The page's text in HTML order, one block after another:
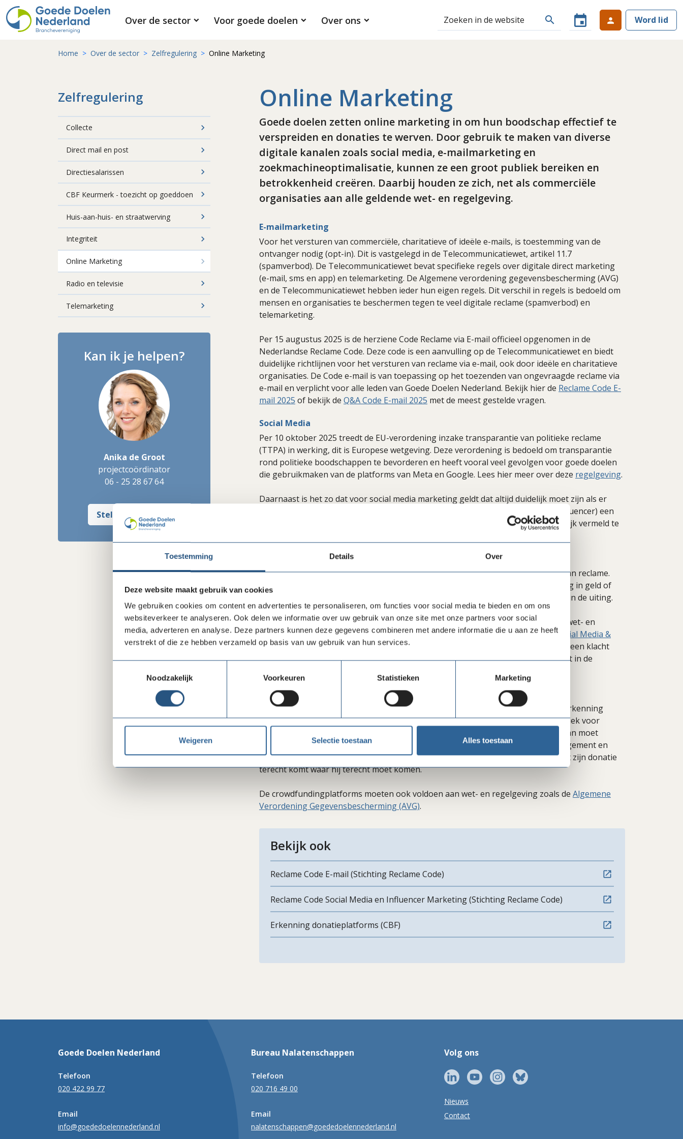
Toestemming Details Over
Deze website maakt gebruik van cookies
We gebruiken cookies om content en advertenties te personaliseren, om functies voor social media te bieden en om ons
websiteverkeer te analyseren. Ook delen we informatie over uw gebruik van onze site met onze partners voor social
media, adverteren en analyse. Deze partners kunnen deze gegevens combineren met andere informatie die u aan ze heeft
verstrekt of die ze hebben verzameld op basis van uw gebruik van hun services.
Noodzakelijk
Voorkeuren Statistieken Marketing
Weigeren Selectie toestaan Alles toestaan
Over de sector Voor goede doelen Over ons search event person Word lid
Home Over de sector Zelfregulering Online Marketing
Online Marketing
Goede doelen zetten online marketing in om hun boodschap effectief te
verspreiden en donaties te werven. Door gebruik te maken van diverse
digitale kanalen zoals social media, e-mailmarketing en
zoekmachineoptimalisatie, kunnen ze een groot publiek bereiken en
betrokkenheid creëren. Daarbij houden ze zich, net als commerciële
organisaties aan alle geldende wet- en regelgeving.
E-mailmarketing
Voor het versturen van commerciële, charitatieve of ideële e-mails, is toestemming van de
ontvanger nodig (opt-in). Dit is vastgelegd in de Telecommunicatiewet, artikel 11.7
(spamverbod). De Telecommunicatiewet bevat specifieke regels over digitale direct marketing
(e-mail, sms en app) en telemarketing. De Algemene verordening gegevensbescherming (AVG)
en de Telecommunicatiewet hebben ieder hun eigen regels. Dit verschil in regels is bedoeld om
mensen en organisaties te beschermen tegen te veel digitale reclame (spamverbod) en
telemarketing.
Per 15 augustus 2025 is de herziene Code Reclame via E-mail officieel opgenomen in de
Nederlandse Reclame Code. Deze code is een aanvulling op de Telecommunicatiewet en biedt
duidelijke richtlijnen voor het versturen van reclame via e-mail, ook door ideële en charitatieve
organisaties. De Code e-mail is van toepassing op het toezenden van ongevraagde reclame via
e-mail en verplicht voor alle leden van Goede Doelen Nederland. Bekijk hier de Reclame Code E-
mail 2025 of bekijk de Q&A Code E-mail 2025 met de meest gestelde vragen.
Social Media
Per 10 oktober 2025 treedt de EU-verordening inzake transparantie van politieke reclame
(TTPA) in werking, dit is Europese wetgeving. Deze verordening is bedoeld om transparantie
rond politieke boodschappen te bevorderen en heeft vooral veel gevolgen voor goede doelen
die gebruikmaken van de platforms van Meta en Google. Lees hier meer over deze regelgeving.
Daarnaast is het zo dat voor social media marketing geldt dat altijd duidelijk moet zijn als er
sprake is van reclame. Indien een verspreider (dus vlogger, content creator of influencer) een
vergoeding in geld of natura ontvangt van een adverteerder, dient dat uitdrukkelijk vermeld te
Influencermarketing
Ook voor influencermarketing geldt dat altijd duidelijk moet zijn als er sprake is van reclame.
Indien een verspreider (dus vlogger, content creator of influencer) een vergoeding in geld of
natura ontvangt van een adverteerder, dient dat uitdrukkelijk vermeld te worden in de uiting.
Influencers, vloggers en content creators moeten zich houden aan verschillende wet- en
regelgeving, namelijk de Mediawet, consumentenwetgeving enReclame Code Social Media &
Influencermarketing (RSM) . Bij klachten kunnen consumenten en andere partijen een klacht
indienen bij de Reclame Code Commissie. Per 16 juni 2025 zijn de regels aangepast in de
Crowdfunding
Vanaf 1 januari 2024 kunnen crowdfundingplatforms (of donatieplatforms) een erkenning
aanvragen bij het CBF, dit is hetCBF Erkend Donatieplatform. Het keurmerk is uniek voor
Europa en specifiek op donatieplatforms die een stichting zijn. De normen waaraan moet
worden voldaan, gaan onder andere over transparantie, degelijk financieel management en
goed bestuur. De naleving ervan geeft de donateur een behoorlijke zekerheid dat zijn donatie
terecht komt waar hij terecht moet komen.
De crowdfundingplatforms moeten ook voldoen aan wet- en regelgeving zoals de Algemene
Verordening Gegevensbescherming (AVG).
Bekijk ook
Reclame Code E-mail (Stichting Reclame Code)
Reclame Code Social Media en Influencer Marketing (Stichting Reclame Code)
Erkenning donatieplatforms (CBF)
Zelfregulering
Collecte
Direct mail en post
Directiesalarissen
CBF Keurmerk - toezicht op goeddoen
Huis-aan-huis- en straatwerving
Integriteit
Online Marketing
Radio en televisie
Telemarketing
Kan ik je helpen?
Anika de Groot
projectcoördinator
06 - 25 28 67 64
Stel mij een vraag
Goede Doelen Nederland
Telefoon
020 422 99 77
Email
info@goededoelennederland.nl
Bureau Nalatenschappen
Telefoon
020 716 49 00
Email
nalatenschappen@goededoelennederland.nl
Volg ons
Nieuws
Contact